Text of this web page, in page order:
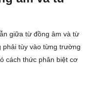
giữa từ đồng âm và từ
phải tùy vào từng trường
cách thức phân biệt cơ